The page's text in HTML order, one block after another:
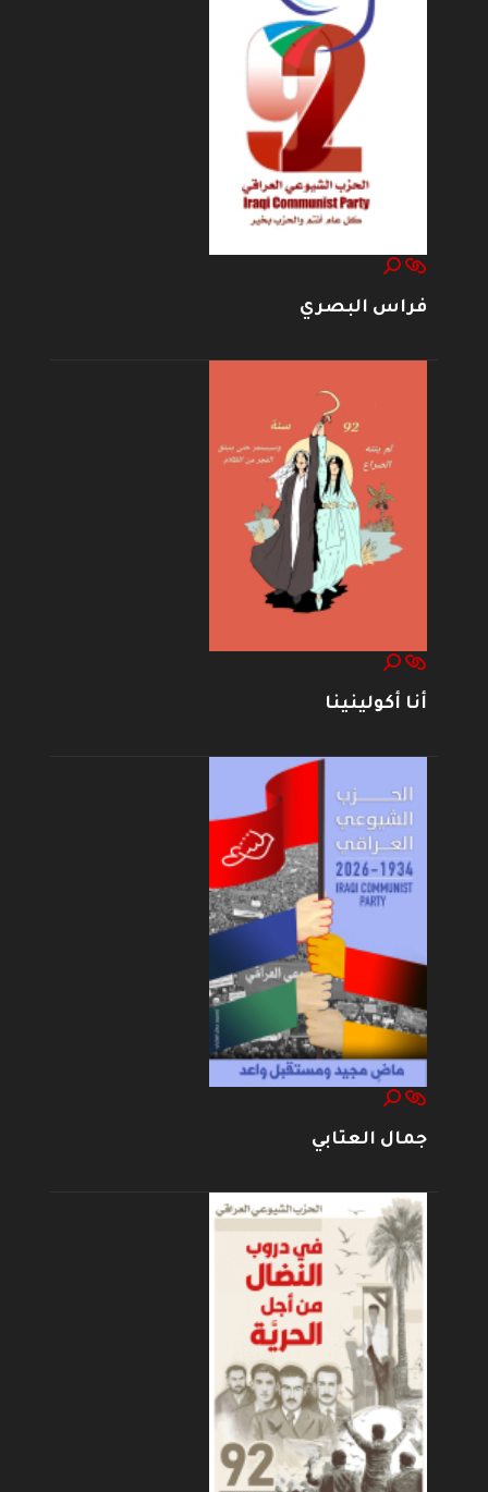
فراس البصري
أنا أكولينينا
جمال العتابي